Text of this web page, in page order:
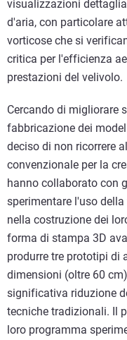
visualizzazioni
d'aria, con particolare
vorticose che si
critica per l'efficienza
prestazioni del velivolo.
Cercando di migliorare
fabbricazione dei
deciso di non ricorrere
convenzionale per la
hanno collaborato con
sperimentare l'uso
nella costruzione dei
forma di stampa 3D
produrre tre prototipi di
dimensioni (oltre 60
significativa riduzione
tecniche tradizionali. Il
loro programma